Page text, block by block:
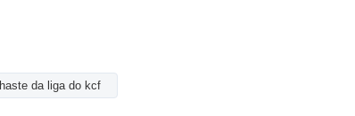
haste da liga do kcf